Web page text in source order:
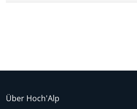
Über Hoch'Alp